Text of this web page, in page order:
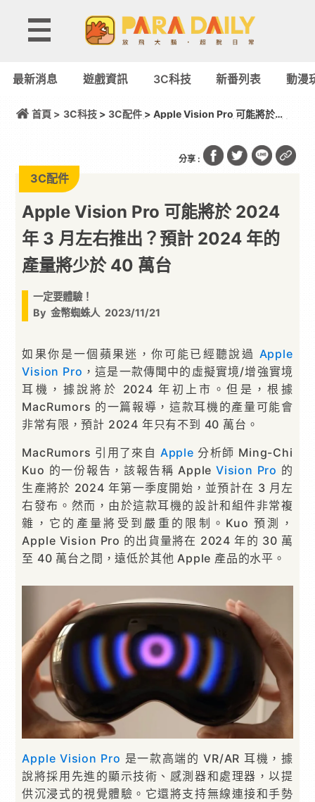
最新消息 遊戲資訊 3C科技 新番列表 動漫
首頁 > 3C科技> 3C配件> Apple Vision Pro 可能將於
分享 :
3C配件
Apple Vision Pro 可能將於 2024
年 3 月左右推出？預計 2024 年的
產量將少於 40 萬台
一定要體驗！
By 金幣蜘蛛人 2023/11/21
如果你是一個蘋果迷，你可能已經聽說過 Apple
Vision Pro ，這是一款傳聞中的虛擬實境/增強實境
耳機，據說將於 2024 年初上市。但是，根據
MacRumors 的一篇報導，這款耳機的產量可能會
非常有限，預計 2024 年只有不到 40 萬台。
MacRumors 引用了來自 Apple 分析師 Ming-Chi
Kuo 的一份報告，該報告稱 AppleVision Pro 的
生產將於 2024 年第一季度開始，並預計在 3 月左
右發布。然而，由於這款耳機的設計和組件非常複
雜，它的產量將受到嚴重的限制。Kuo 預測，
Apple Vision Pro 的出貨量將在 2024 年的 30 萬
至 40 萬台之間，遠低於其他 Apple 產品的水平。
Apple Vision Pro 是一款高端的 VR/AR 耳機，據
說將採用先進的顯示技術、感測器和處理器，以提
供沉浸式的視覺體驗。它還將支持無線連接和手勢